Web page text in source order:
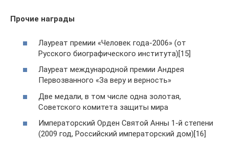
Прочие награды
Лауреат премии «Человек года-2006» (от
Русского биографического института)[15]
Лауреат международной премии Андрея
Первозванного «За веру и верность»
Две медали, в том числе одна золотая,
Советского комитета защиты мира
Императорский Орден Святой Анны 1-й степени
(2009 год, Российский императорский дом)[16]